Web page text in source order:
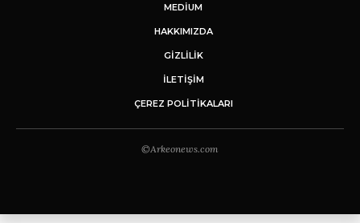
MEDIUM
HAKKIMIZDA
GİZLİLİK
İLETIŞIM
ÇEREZ POLITIKALARI
©Arkeonews.com